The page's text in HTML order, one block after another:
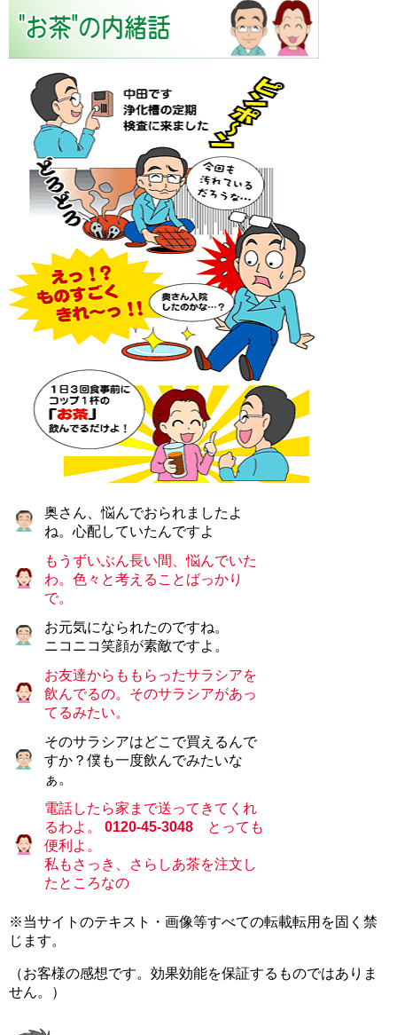
奥さん、悩んでおられましたよ
ね。心配していたんですよ
もうずいぶん長い間、悩んでいた
わ。色々と考えることばっかり
で。
お元気になられたのですね。
ニコニコ笑顔が素敵ですよ。
お友達からももらったサラシアを
飲んでるの。そのサラシアがあっ
てるみたい。
そのサラシアはどこで買えるんで
すか？僕も一度飲んでみたいな
ぁ。
電話したら家まで送ってきてくれ
るわよ。 0120-45-3048 とっても
便利よ。
私もさっき、さらしあ茶を注文し
たところなの
※当サイトのテキスト・画像等すべての転載転用を固く禁
じます。
（お客様の感想です。効果効能を保証するものではありま
せん。）